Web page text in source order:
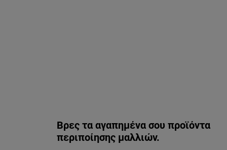
Βρες τα αγαπημένα σου προϊόντα
περιποίησης μαλλιών.